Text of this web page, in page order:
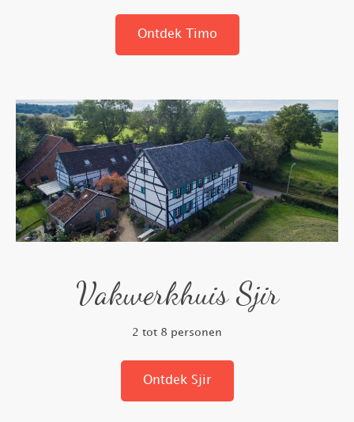
Ontdek Timo
Vakwerkhuis Sjir
2 tot 8 personen
Ontdek Sjir